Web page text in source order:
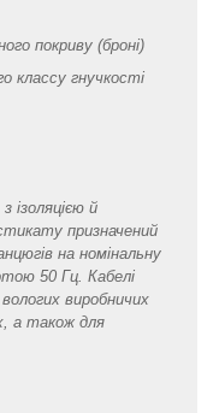
покриву (броні)
классу гнучкості
ізоляцією й
призначений
на номінальну
50 Гц. Кабелі
виробничих
а також для